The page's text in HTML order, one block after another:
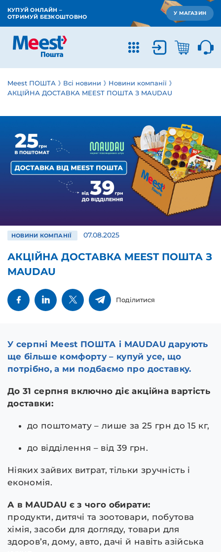
КУПУЙ ОНЛАЙН –
ОТРИМУЙ БЕЗКОШТОВНО
У МАГАЗИН
Meest ПОШТА Всі новини
Новини компанії
АКЦІЙНА ДОСТАВКА MEEST ПОШТА З MAUDAU
НОВИНИ КОМПАНІЇ 07.08.2025
АКЦІЙНА ДОСТАВКА MEEST ПОШТА З
MAUDAU
Поділитися
У серпні Meest ПОШТА і MAUDAU дарують
ще більше комфорту – купуй усе, що
потрібно, а ми подбаємо про доставку.
До 31 серпня включно діє акційна вартість
доставки:
до поштомату – лише за 25 грн до 15 кг,
до відділення – від 39 грн.
Ніяких зайвих витрат, тільки зручність і
економія.
А в MAUDAU є з чого обирати:
продукти, дитячі та зоотовари, побутова
хімія, засоби для догляду, товари для
здоров’я, дому, авто, дачі й навіть азійська